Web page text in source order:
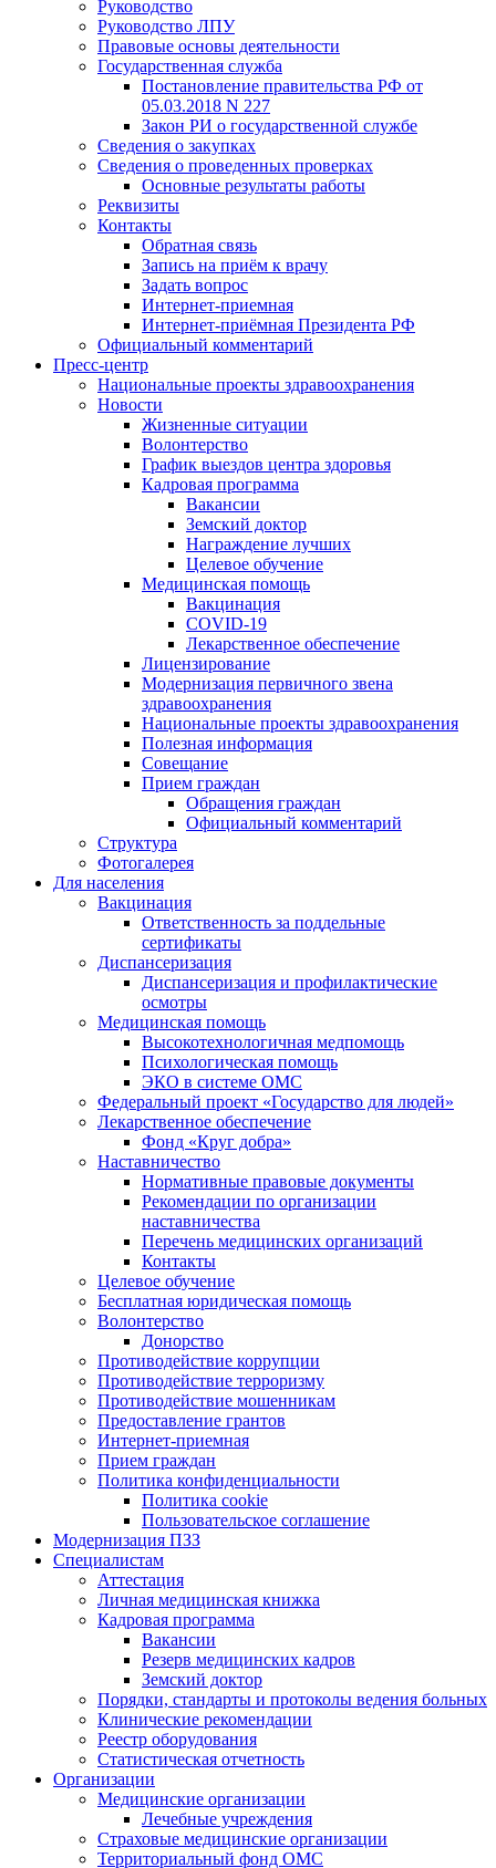
Руководство
Руководство ЛПУ
Правовые основы деятельности
Государственная служба
Постановление правительства РФ от
05.03.2018 N 227
Закон РИ о государственной службе
Сведения о закупках
Сведения о проведенных проверках
Основные результаты работы
Реквизиты
Контакты
Обратная связь
Запись на приём к врачу
Задать вопрос
Интернет-приемная
Интернет-приёмная Президента РФ
Официальный комментарий
Пресс-центр
Национальные проекты здравоохранения
Новости
Жизненные ситуации
Волонтерство
График выездов центра здоровья
Кадровая программа
Вакансии
Земский доктор
Награждение лучших
Целевое обучение
Медицинская помощь
Вакцинация
COVID-19
Лекарственное обеспечение
Лицензирование
Модернизация первичного звена
здравоохранения
Национальные проекты здравоохранения
Полезная информация
Совещание
Прием граждан
Обращения граждан
Официальный комментарий
Структура
Фотогалерея
Для населения
Вакцинация
Ответственность за поддельные
сертификаты
Диспансеризация
Диспансеризация и профилактические
осмотры
Медицинская помощь
Высокотехнологичная медпомощь
Психологическая помощь
ЭКО в системе ОМС
Федеральный проект «Государство для людей»
Лекарственное обеспечение
Фонд «Круг добра»
Наставничество
Нормативные правовые документы
Рекомендации по организации
наставничества
Перечень медицинских организаций
Контакты
Целевое обучение
Бесплатная юридическая помощь
Волонтерство
Донорство
Противодействие коррупции
Противодействие терроризму
Противодействие мошенникам
Предоставление грантов
Интернет-приемная
Прием граждан
Политика конфиденциальности
Политика cookie
Пользовательское соглашение
Модернизация ПЗЗ
Специалистам
Аттестация
Личная медицинская книжка
Кадровая программа
Вакансии
Резерв медицинских кадров
Земский доктор
Порядки, стандарты и протоколы ведения больных
Клинические рекомендации
Реестр оборудования
Статистическая отчетность
Организации
Медицинские организации
Лечебные учреждения
Страховые медицинские организации
Территориальный фонд ОМС